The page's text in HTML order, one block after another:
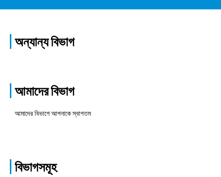
অন্যান্য বিভাগ
আমাদের বিভাগ
আমাদের বিভাগে আপনাকে স্বাগতম
বিভাগসমূহ